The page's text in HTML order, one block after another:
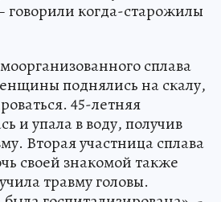
говорили когда-старожилы
сплава
поднялись на скалу,
45-летняя
и упала в воду, получив
Вторая участница сплава
своей знакомой также
травму головы.